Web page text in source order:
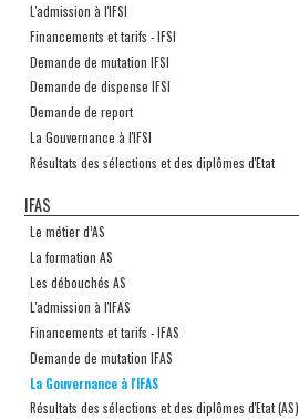
L'admission à l'IFSI
Financements et tarifs - IFSI
Demande de mutation IFSI
Demande de dispense IFSI
Demande de report
La Gouvernance à l'IFSI
Résultats des sélections et des diplômes d'Etat
IFAS
Le métier d’AS
La formation AS
Les débouchés AS
L'admission à l'IFAS
Financements et tarifs - IFAS
Demande de mutation IFAS
La Gouvernance à l'IFAS
Résultats des sélections et des diplômes d'Etat (AS)